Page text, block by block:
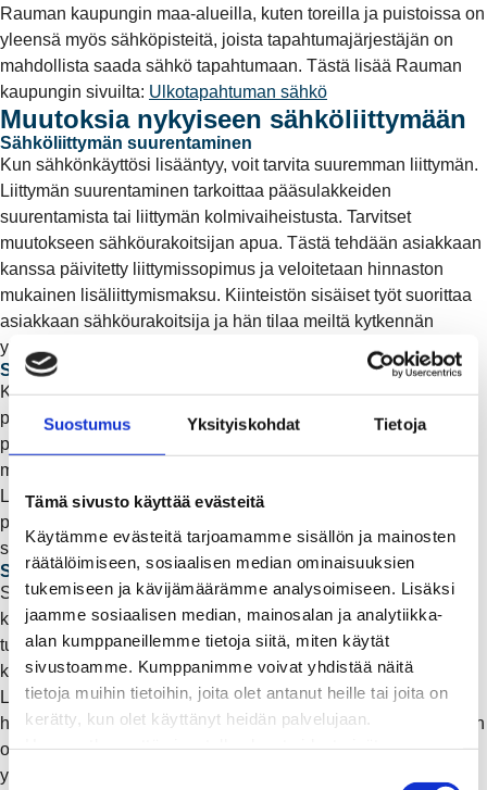
Suostumus Yksityiskohdat Tietoja
Tämä sivusto käyttää evästeitä
Käytämme evästeitä tarjoamamme sisällön ja mainosten
räätälöimiseen, sosiaalisen median ominaisuuksien
tukemiseen ja kävijämäärämme analysoimiseen. Lisäksi
jaamme sosiaalisen median, mainosalan ja analytiikka-
alan kumppaneillemme tietoja siitä, miten käytät
sivustoamme. Kumppanimme voivat yhdistää näitä
tietoja muihin tietoihin, joita olet antanut heille tai joita on
kerätty, kun olet käyttänyt heidän palvelujaan.
S
Rauman kaupungin maa-alueilla, kuten toreilla ja puistoissa on
yleensä myös sähköpisteitä, joista tapahtumajärjestäjän on
mahdollista saada sähkö tapahtumaan. Tästä lisää Rauman
kaupungin sivuilta: Ulkotapahtuman sähkö
Muutoksia nykyiseen sähköliittymään
Sähköliittymän suurentaminen
Kun sähkönkäyttösi lisääntyy, voit tarvita suuremman liittymän.
Liittymän suurentaminen tarkoittaa pääsulakkeiden
suurentamista tai liittymän kolmivaiheistusta. Tarvitset
muutokseen sähköurakoitsijan apua. Tästä tehdään asiakkaan
kanssa päivitetty liittymissopimus ja veloitetaan hinnaston
mukainen lisäliittymismaksu. Kiinteistön sisäiset työt suorittaa
asiakkaan sähköurakoitsija ja hän tilaa meiltä kytkennän
yleistietolomakkeella.
Sähköliittymän pienentäminen
Kun sähkönkäyttösi on pienentynyt, voit ottaa käyttöön
pienemmän pääsulakkeen ja säästää maksamalla pienempää
perusmaksua. Ota yhteyttä sähköurakoitsijaan selvittääksesi,
minkä kokoinen pääsulake vastaa tarpeitasi.
Liittymisoikeudeksi jää aikaisemmin käytössä ollut
pääsulakekoko, joten voit tarvittaessa suurentaa pääsulaketta
siihen saakka ilman lisäliittymismaksua.
Sähköliittymän ylläpito
Sähköliittymä suljetaan väliaikaisesti, eli laitetaan ylläpitoon,
kun et tarvitse sähköä nyt, mutta voit tarvita sitä vielä
tulevaisuudessa. Ylläpitoon siirryttäessä katkaisemme
käyttöpaikan sähköntoimituksen ja poistamme mittarin.
Liittymän ylläpitomaksuna peritään verkkopalvelun
hinnastonmukainen ylläpitomaksu. Ennen kuin liittymä voidaan
ottaa ylläpidon jälkeen takaisin käyttöön, tulee sinun ottaa
yhteyttä sähköurakoitsijaan asennusten tarkistusta varten.